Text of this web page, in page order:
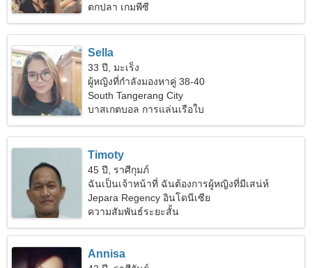
ตกปลา เกมพีซี
Sella
33 ปี, มะเร็ง
ผู้หญิงที่กำลังมองหาคู่ 38-40
South Tangerang City
บาสเกตบอล การแล่นเรือใบ
Timoty
45 ปี, ราศีกุมภ์
ฉันเป็นเจ้าหน้าที่ ฉันต้องการผู้หญิงที่มีเสน่ห์
Jepara Regency อินโดนีเซีย
ความสัมพันธ์ระยะสั้น
Annisa